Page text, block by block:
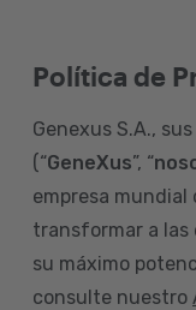
Política de
Genexus S.A.,
(“GeneXus”, “
empresa mundial
transformar a las
su máximo
consulte nuestro